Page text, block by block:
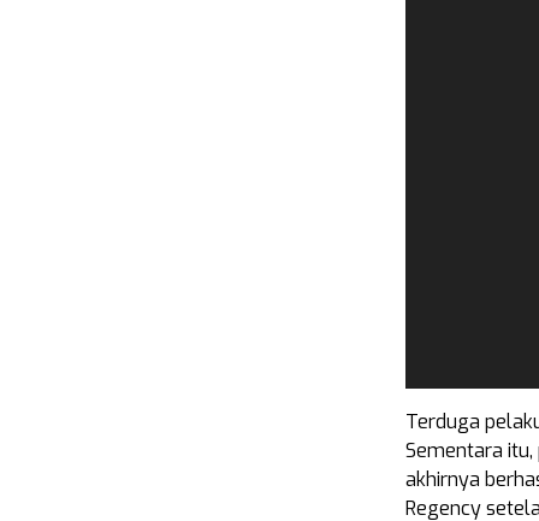
Terduga
Sementara itu,
akhirnya
Regency